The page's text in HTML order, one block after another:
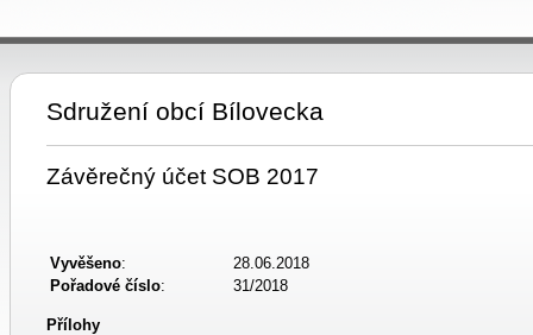
Sdružení obcí Bílovecka
Závěrečný účet SOB 2017
Vyvěšeno:
28.06.2018
Pořadové číslo: 31/2018
Přílohy